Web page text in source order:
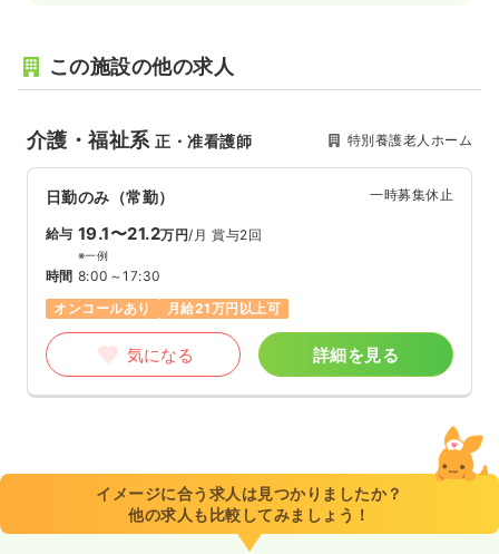
この施設の他の求人
介護・福祉系正・准看護師 特別養護老人ホーム
日勤のみ（常勤） 一時募集休止
給与 19.1〜21.2万円/月 賞与2回
※一例
時間 8:00～17:30
オンコールあり
月給21万円以上可
気になる 詳細を見る
イメージに合う求人は見つかりましたか？
他の求人も比較してみましょう！